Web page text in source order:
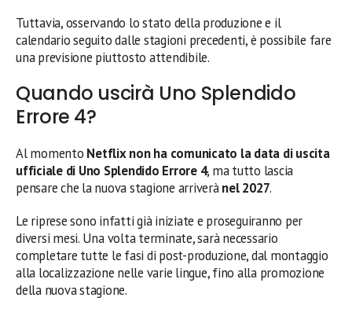
Tuttavia, osservando lo stato della produzione e il
calendario seguito dalle stagioni precedenti, è possibile fare
una previsione piuttosto attendibile.
Quando uscirà Uno Splendido
Errore 4?
Al momento Netflix non ha comunicato la data di uscita
ufficiale di Uno Splendido Errore 4, ma tutto lascia
pensare che la nuova stagione arriverànel 2027.
Le riprese sono infatti già iniziate e proseguiranno per
diversi mesi. Una volta terminate, sarà necessario
completare tutte le fasi di post-produzione, dal montaggio
alla localizzazione nelle varie lingue, fino alla promozione
della nuova stagione.